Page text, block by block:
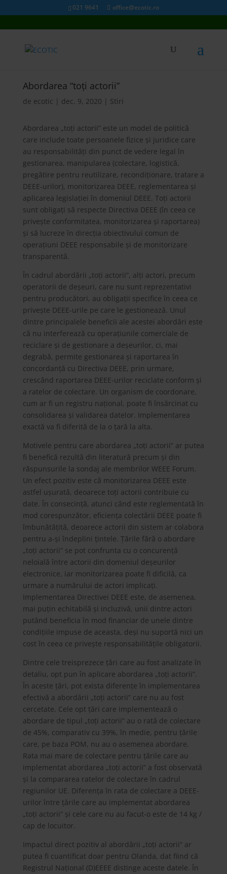
021 9641 office@ecotic.ro
Abordarea “toți actorii”
de ecotic | dec. 9, 2020 | Stiri
Abordarea „toți actorii” este un model de politică
care include toate persoanele fizice și juridice care
au responsabilități din punct de vedere legal în
gestionarea, manipularea (colectare, logistică,
pregătire pentru reutilizare, recondiționare, tratare a
DEEE-urilor), monitorizarea DEEE, reglementarea și
aplicarea legislației în domeniul DEEE. Toți actorii
sunt obligați să respecte Directiva DEEE (în ceea ce
privește conformitatea, monitorizarea și raportarea)
și să lucreze în direcția obiectivului comun de
operațiuni DEEE responsabile și de monitorizare
transparentă.
În cadrul abordării „toți actorii”, alți actori, precum
operatorii de deșeuri, care nu sunt reprezentativi
pentru producători, au obligații specifice în ceea ce
privește DEEE-urile pe care le gestionează. Unul
dintre principalele beneficii ale acestei abordări este
că nu interferează cu operațiunile comerciale de
reciclare și de gestionare a deșeurilor, ci, mai
degrabă, permite gestionarea și raportarea în
concordanță cu Directiva DEEE, prin urmare,
crescând raportarea DEEE-urilor reciclate conform și
a ratelor de colectare. Un organism de coordonare,
cum ar fi un registru național, poate fi însărcinat cu
consolidarea și validarea datelor. Implementarea
exactă va fi diferită de la o țară la alta.
Motivele pentru care abordarea „toți actorii” ar putea
fi benefică rezultă din literatură precum și din
răspunsurile la sondaj ale membrilor WEEE Forum.
Un efect pozitiv este că monitorizarea DEEE este
astfel ușurată, deoarece toți actorii contribuie cu
date. În consecință, atunci când este reglementată în
mod corespunzător, eficiența colectării DEEE poate fi
îmbunătățită, deoarece actorii din sistem ar colabora
pentru a-și îndeplini țintele. Țările fără o abordare
„toți actorii” se pot confrunta cu o concurență
neloială între actorii din domeniul deșeurilor
electronice, iar monitorizarea poate fi dificilă, ca
urmare a numărului de actori implicați.
Implementarea Directivei DEEE este, de asemenea,
mai puțin echitabilă și incluzivă, unii dintre actori
putând beneficia în mod financiar de unele dintre
condițiile impuse de aceasta, deși nu suportă nici un
cost în ceea ce privește responsabilitățile obligatorii.
Dintre cele treisprezece țări care au fost analizate în
detaliu, opt pun în aplicare abordarea „toți actorii”.
În aceste țări, pot exista diferențe în implementarea
efectivă a abordării „toți actorii” care nu au fost
cercetate. Cele opt țări care implementează o
abordare de tipul „toți actorii” au o rată de colectare
de 45%, comparativ cu 39%, în medie, pentru țările
care, pe baza POM, nu au o asemenea abordare.
Rata mai mare de colectare pentru țările care au
implementat abordarea „toți actorii” a fost observată
și la compararea ratelor de colectare în cadrul
regiunilor UE. Diferența în rata de colectare a DEEE-
urilor între țările care au implementat abordarea
„toți actorii” și cele care nu au facut-o este de 14 kg /
cap de locuitor.
Impactul direct pozitiv al abordării „toți actorii” ar
putea fi cuantificat doar pentru Olanda, dat fiind că
Registrul Național (D)EEEE distinge aceste datele. În